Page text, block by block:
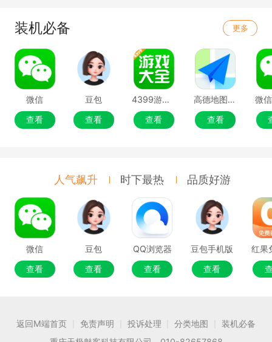
装机必备 更多
微信
查看
豆包
查看
4399游戏盒
查看
高德地图移动端
查看
微
人气飙升 时下最热 品质好游
微信
查看
豆包
查看
QQ浏览器
查看
豆包手机版
查看
返回M端首页 免责声明 投诉处理 分类地图
装机必备